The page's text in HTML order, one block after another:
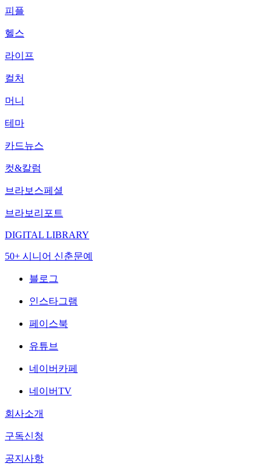
피플
헬스
라이프
컬처
머니
테마
카드뉴스
컷&칼럼
브라보스페셜
브라보리포트
DIGITAL LIBRARY
50+ 시니어 신춘문예
블로그
인스타그램
페이스북
유튜브
네이버카페
네이버TV
회사소개
구독신청
공지사항